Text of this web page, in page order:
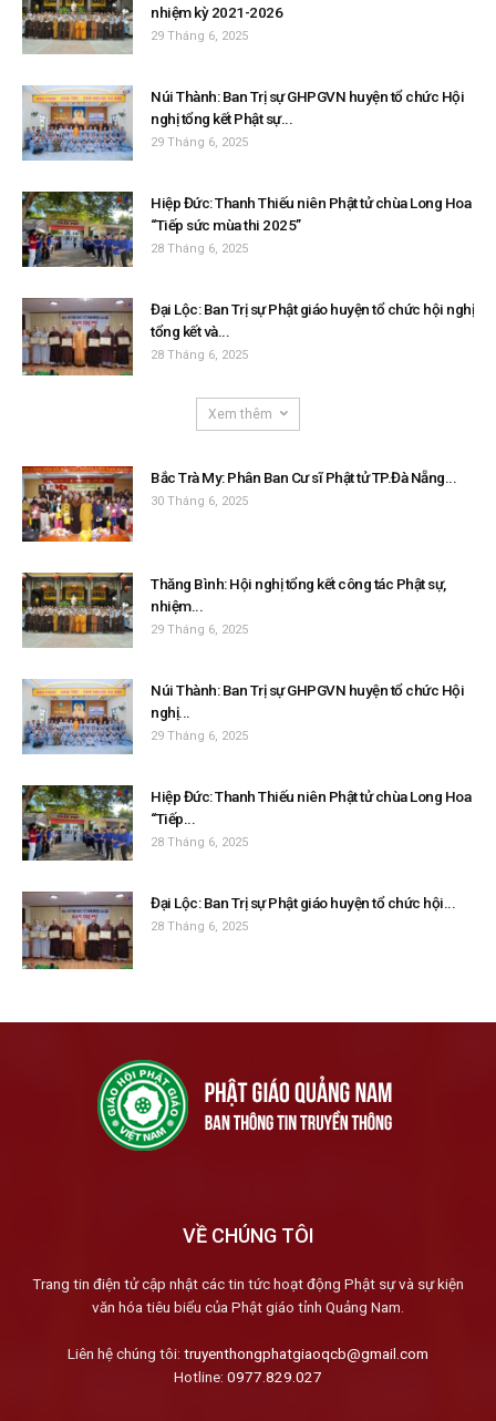
nhiệm kỳ 2021-2026
29 Tháng 6, 2025
Núi Thành: Ban Trị sự GHPGVN huyện tổ chức Hội
nghị tổng kết Phật sự...
29 Tháng 6, 2025
Hiệp Đức: Thanh Thiếu niên Phật tử chùa Long Hoa
“Tiếp sức mùa thi 2025”
28 Tháng 6, 2025
Đại Lộc: Ban Trị sự Phật giáo huyện tổ chức hội nghị
tổng kết và...
28 Tháng 6, 2025
Xem thêm
Bắc Trà My: Phân Ban Cư sĩ Phật tử TP.Đà Nẵng...
30 Tháng 6, 2025
Thăng Bình: Hội nghị tổng kết công tác Phật sự,
nhiệm...
29 Tháng 6, 2025
Núi Thành: Ban Trị sự GHPGVN huyện tổ chức Hội
nghị...
29 Tháng 6, 2025
Hiệp Đức: Thanh Thiếu niên Phật tử chùa Long Hoa
“Tiếp...
28 Tháng 6, 2025
Đại Lộc: Ban Trị sự Phật giáo huyện tổ chức hội...
28 Tháng 6, 2025
VỀ CHÚNG TÔI
Trang tin điện tử cập nhật các tin tức hoạt động Phật sự và sự kiện
văn hóa tiêu biểu của Phật giáo tỉnh Quảng Nam.
Liên hệ chúng tôi: truyenthongphatgiaoqcb@gmail.com
Hotline: 0977.829.027